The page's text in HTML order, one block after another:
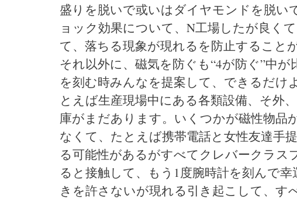
盛りを脱いで或いはダイヤモンドを脱い
ョック効果について、N工場したが良く
て、落ちる現象が現れるを防止すること
それ以外に、磁気を防ぐも“4が防ぐ”中
を刻む時みんなを提案して、できるだけ
とえば生産現場中にある各類設備、そ外
庫がまだあります。いくつかが磁性物品
なくて、たとえば携帯電話と女性友達手
る可能性があるがすべてクレバークラス
ると接触して、もう1度腕時計を刻んで
きを許さないが現れる引き起こして、す